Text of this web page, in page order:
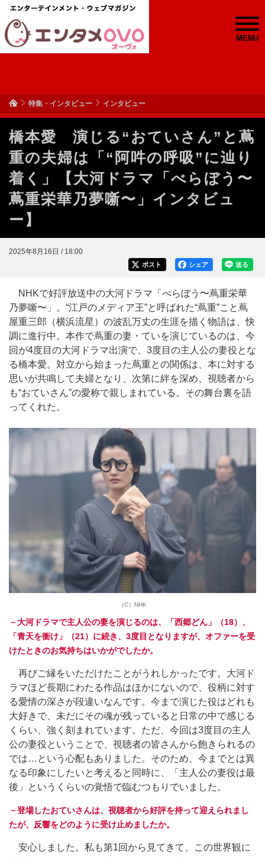
MENU
特集・インタビュー インタビュー
橋本愛 演じる“おていさん”と蔦
重の夫婦は「“阿吽の呼吸”に辿り
着く」【大河ドラマ「べらぼう〜
蔦重栄華乃夢噺〜」インタビュ
ー】
2025年8月16日 / 18:00
送る
シェア
ポスト
NHKで好評放送中の大河ドラマ「べらぼう〜蔦重栄華
乃夢噺〜」。“江戸のメディア王”と呼ばれた“蔦重”こと蔦
屋重三郎（横浜流星）の波乱万丈の生涯を描く物語は、快
調に進行中。本作で蔦重の妻・ていを演じているのは、今
回が4度目の大河ドラマ出演で、3度目の主人公の妻役とな
る橋本愛。対立から始まった蔦重との関係は、本に対する
思いが共鳴して夫婦となり、次第に絆を深め、視聴者から
も“おていさん”の愛称で親しまれている。その舞台裏を語
ってくれた。
（C）NHK
－大河ドラマで主人公の妻を演じるのは、「西郷どん」（18）、
「青天を衝け」（21）に続き、3度目となりますが、オファーを受
けたときのお気持ちはいかがでしたか。
再びご縁をいただけたことがうれしかったです。大河ド
ラマほど長期にわたる作品はほかにないので、役柄に対す
る愛情の深さが段違いなんです。今まで演じた役はどれも
大好きで、未だにその魂が残っていると日常の中で感じる
くらい、強く刻まれています。ただ、今回は3度目の主人
公の妻役ということで、視聴者の皆さんから飽きられるの
では…という心配もありました。そのため、今までとは異
なる印象にしたいと考えると同時に、「主人公の妻役は最
後」というくらいの覚悟で臨むつもりでいました。
－登場したおていさんは、視聴者から好評を持って迎えられまし
たが、反響をどのように受け止めましたか。
安心しました。私も第1回から見てきて、この世界観に